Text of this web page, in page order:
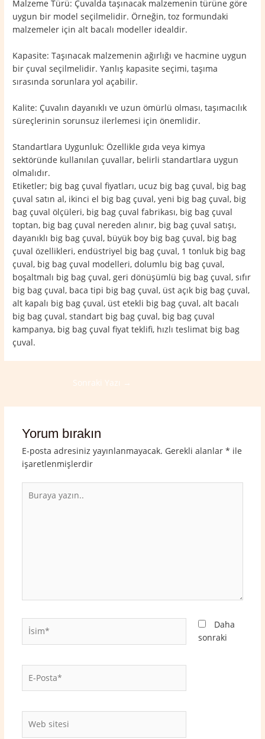
Malzeme Türü: Çuvalda taşınacak malzemenin türüne göre
uygun bir model seçilmelidir. Örneğin, toz formundaki
malzemeler için alt bacalı modeller idealdir.
Kapasite: Taşınacak malzemenin ağırlığı ve hacmine uygun
bir çuval seçilmelidir. Yanlış kapasite seçimi, taşıma
sırasında sorunlara yol açabilir.
Kalite: Çuvalın dayanıklı ve uzun ömürlü olması, taşımacılık
süreçlerinin sorunsuz ilerlemesi için önemlidir.
Standartlara Uygunluk: Özellikle gıda veya kimya
sektöründe kullanılan çuvallar, belirli standartlara uygun
olmalıdır.
Etiketler; big bag çuval fiyatları, ucuz big bag çuval, big bag
çuval satın al, ikinci el big bag çuval, yeni big bag çuval, big
bag çuval ölçüleri, big bag çuval fabrikası, big bag çuval
toptan, big bag çuval nereden alınır, big bag çuval satışı,
dayanıklı big bag çuval, büyük boy big bag çuval, big bag
çuval özellikleri, endüstriyel big bag çuval, 1 tonluk big bag
çuval, big bag çuval modelleri, dolumlu big bag çuval,
boşaltmalı big bag çuval, geri dönüşümlü big bag çuval, sıfır
big bag çuval, baca tipi big bag çuval, üst açık big bag çuval,
alt kapalı big bag çuval, üst etekli big bag çuval, alt bacalı
big bag çuval, standart big bag çuval, big bag çuval
kampanya, big bag çuval fiyat teklifi, hızlı teslimat big bag
çuval.
Sonraki Yazı →
Yorum bırakın
E-posta adresiniz yayınlanmayacak. Gerekli alanlar * ile
işaretlenmişlerdir
yazın..
İsim*
Posta*
sitesi
Daha
sonraki